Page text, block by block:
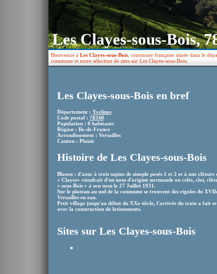
Les Clayes-sous-Bois,
Bienvenue à Les Clayes-sous-Bois , commune française située dans le
commune et notre sélection de sites sur Les Clayes-sous-Bois.
Les Clayes-sous-Bois en bref
Département : Yvelines
Code postal : 78340
Population : 0 habitants
Région : Ile-de-France
Arrondissement : Versailles
Canton : Plaisir
Histoire de Les Clayes-sous-Bois
Blason : d'azur à trois sapins de sinople posés 1 et 2 et à une clôture
« Clayes» viendrait d'un nom d'origine normande ou celte, cloi,
« sous-Bois » à son nom le 27 Juillet 1931.
Sur le plateau au sud de la commune se trouvent des rigoles du
Versailles en eau.
Petit village jusqu'au début du XXe siècle, l'arrivée du train a fait se
avec la construction de lotissements.
Sites sur Les Clayes-sous-Bois